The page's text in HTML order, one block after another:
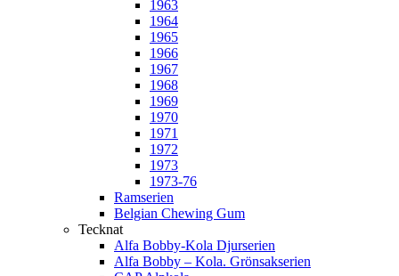
1963
1964
1965
1966
1967
1968
1969
1970
1971
1972
1973
1973-76
Ramserien
Belgian Chewing Gum
Tecknat
Alfa Bobby-Kola Djurserien
Alfa Bobby – Kola. Grönsakserien